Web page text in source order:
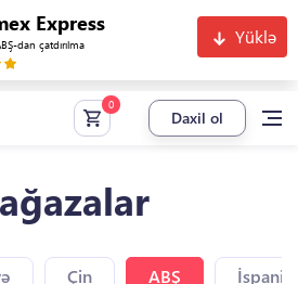
Express
dan çatdırılma Yüklə
Daxil ol
Çin ABŞ